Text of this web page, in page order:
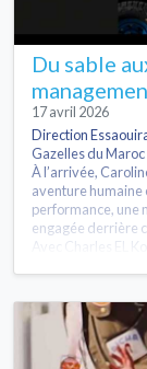
Du sable
17 avril 2026
Direction
Gazelles du
À l’arrivée,
aventure humaine
performance, une
engagée derrière
Avec Charles EL